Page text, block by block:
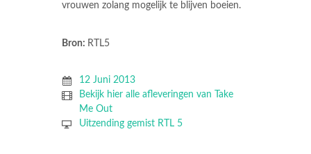
vrouwen zolang mogelijk te blijven boeien.
Bron: RTL5
12 Juni 2013
Bekijk hier alle afleveringen van Take
Me Out
Uitzending gemist RTL 5